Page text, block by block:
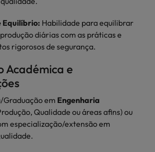
Equilíbrio: Habilidade para equilibrar
diárias com as práticas e
rigorosos de segurança.
Académica e
em Engenharia
Qualidade ou áreas afins) ou
especialização/extensão em